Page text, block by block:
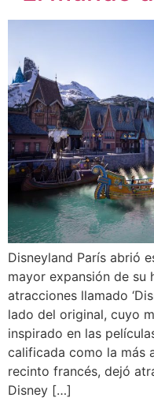
Disneyland París abrió
mayor expansión de su
atracciones llamado
lado del original, cuyo
inspirado en las
calificada como la más
recinto francés, dejó
Disney […]